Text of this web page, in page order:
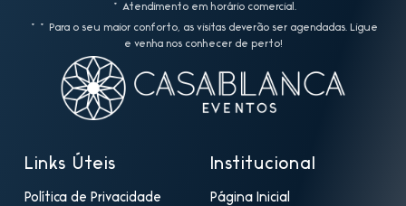
Links Úteis
Política de Privacidade
Institucional
Página Inicial
* Atendimento em horário comercial.
** Para o seu maior conforto, as visitas deverão ser agendadas. Ligue
e venha nos conhecer de perto!